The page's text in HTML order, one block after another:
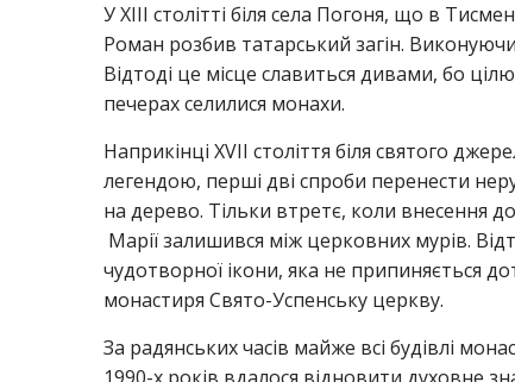
У XIII столітті біля села Погоня, що в
Роман розбив татарський загін.
Відтоді це місце славиться дивами, бо
печерах селилися монахи.
Наприкінці XVII століття біля святого
легендою, перші дві спроби перенести
на дерево. Тільки втретє, коли внесення
Марії залишився між церковних мурів.
чудотворної ікони, яка не припиняється
монастиря Свято-Успенську церкву.
За радянських часів майже всі будівлі